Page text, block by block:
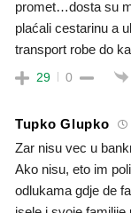
promet…dosta su
plaćali cestarinu a
transport robe do
29 0
Tupko Glupko
Zar nisu vec u
Ako nisu, eto im
odlukama gdje de